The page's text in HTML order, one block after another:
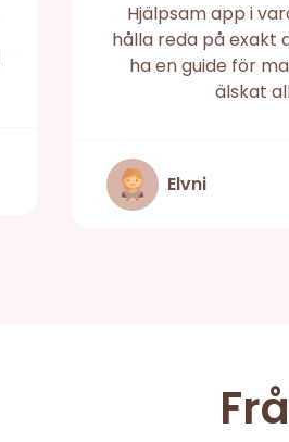
Hjälpsam app i
hålla reda på exakt
ha en guide för
älskat
Elvni